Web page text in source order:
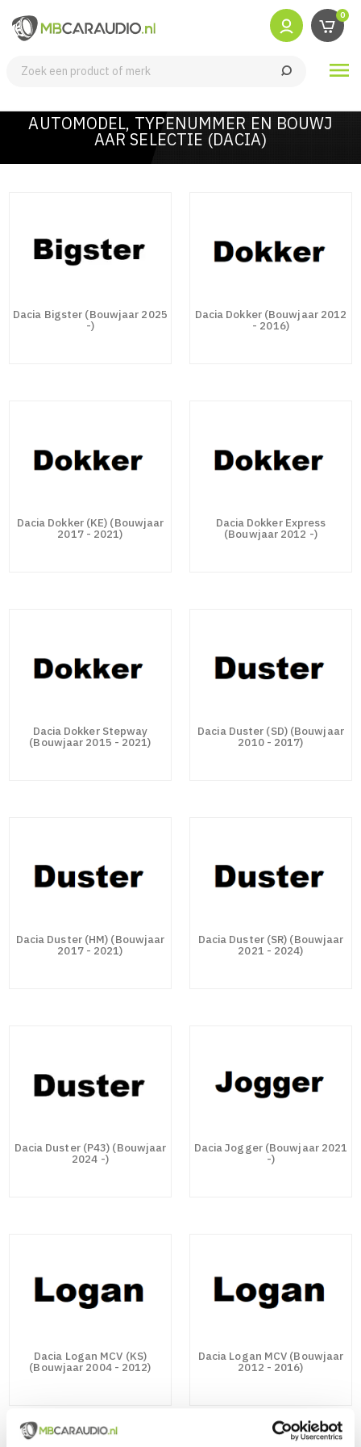
0

AUTOMODEL, TYPENUMMER EN BOUWJ
AAR SELECTIE (DACIA)
Dacia Bigster (Bouwjaar 2025
-)
Dacia Dokker (Bouwjaar 2012
- 2016)
Dacia Dokker (KE) (Bouwjaar
2017 - 2021)
Dacia Dokker Express
(Bouwjaar 2012 -)
Dacia Dokker Stepway
(Bouwjaar 2015 - 2021)
Dacia Duster (SD) (Bouwjaar
2010 - 2017)
Dacia Duster (HM) (Bouwjaar
2017 - 2021)
Dacia Duster (SR) (Bouwjaar
2021 - 2024)
Dacia Duster (P43) (Bouwjaar
2024 -)
Dacia Jogger (Bouwjaar 2021
-)
Dacia Logan MCV (KS)
(Bouwjaar 2004 - 2012)
Dacia Logan MCV (Bouwjaar
2012 - 2016)